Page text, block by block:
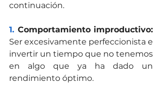
continuación.
1. Comportamiento improductivo:
Ser excesivamente perfeccionista e
invertir un tiempo que no tenemos
en algo que ya ha dado un
rendimiento óptimo.